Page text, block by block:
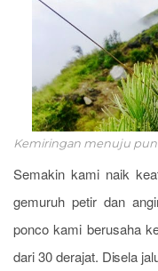
Kemiringan menuju
Semakin kami naik
gemuruh petir dan
ponco kami berusaha
dari 30 derajat. Disela